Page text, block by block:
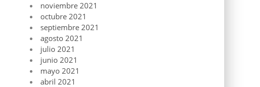
noviembre 2021
octubre 2021
septiembre 2021
agosto 2021
julio 2021
junio 2021
mayo 2021
abril 2021